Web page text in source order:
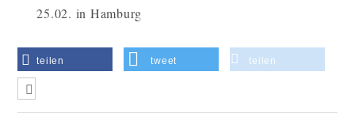
25.02. in Hamburg
teilen tweet teilen